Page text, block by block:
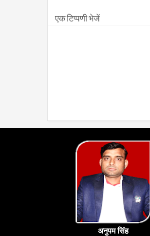
एक टिप्पणी भेजें
अनुपम सिंह